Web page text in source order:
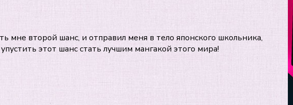
мне второй шанс, и отправил меня в тело японского школьника,
этот шанс стать лучшим мангакой этого мира!